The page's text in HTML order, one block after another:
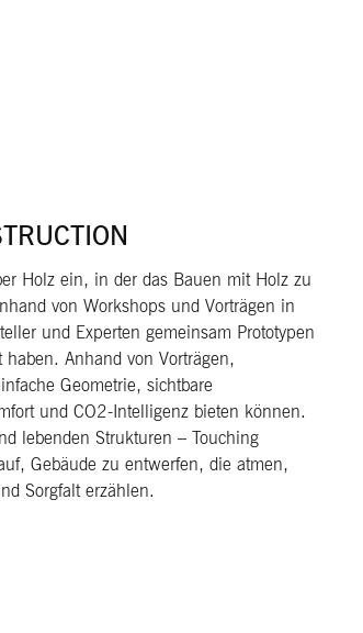
Holz ein, in der das Bauen mit Holz zu
von Workshops und Vorträgen in
und Experten gemeinsam Prototypen
Anhand von Vorträgen,
Geometrie, sichtbare
und CO2-Intelligenz bieten können.
lebenden Strukturen – Touching
Gebäude zu entwerfen, die atmen,
Sorgfalt erzählen.